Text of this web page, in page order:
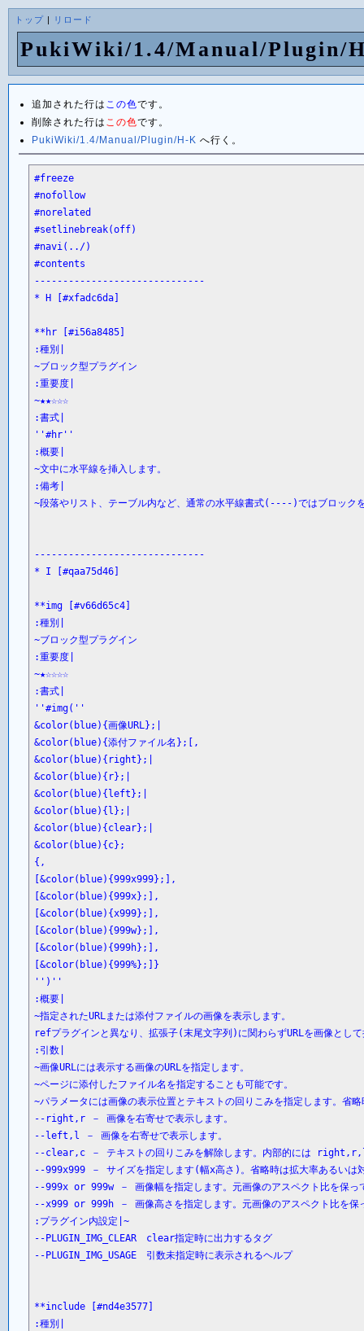
トップ| リロード
PukiWiki/1.4/Manual/Plugin/
追加された行は この色です。
削除された行は この色です。
PukiWiki/1.4/Manual/Plugin/H-K へ行く。
#freeze
#nofollow
#norelated
#setlinebreak(off)
#navi(../)
#contents
------------------------------
* H [#xfadc6da]
**hr [#i56a8485]
:種別|
~ブロック型プラグイン
:重要度|
~★★☆☆☆
:書式|
''#hr''
:概要|
~文中に水平線を挿入します。
:備考|
~段落やリスト、テーブル内など、通常の水平線書式(----)ではブロック
------------------------------
* I [#qaa75d46]
**img [#v66d65c4]
:種別|
~ブロック型プラグイン
:重要度|
~★☆☆☆☆
:書式|
''#img(''
&color(blue){画像URL};|
&color(blue){添付ファイル名};[,
&color(blue){right};|
&color(blue){r};|
&color(blue){left};|
&color(blue){l};|
&color(blue){clear};|
&color(blue){c};
{,
[&color(blue){999x999};],
[&color(blue){999x};],
[&color(blue){x999};],
[&color(blue){999w};],
[&color(blue){999h};],
[&color(blue){999%};]}
'')''
:概要|
~指定されたURLまたは添付ファイルの画像を表示します。
refプラグインと異なり、拡張子(末尾文字列)に関わらずURLを画像とし
:引数|
~画像URLには表示する画像のURLを指定します。
~ページに添付したファイル名を指定することも可能です。
~パラメータには画像の表示位置とテキストの回りこみを指定します。
--right,r － 画像を右寄せで表示します。
--left,l － 画像を右寄せで表示します。
--clear,c － テキストの回りこみを解除します。内部的には
--999x999 － サイズを指定します(幅x高さ)。省略時は拡大率あるいは
--999x or 999w － 画像幅を指定します。元画像のアスペクト比を保っ
--x999 or 999h － 画像高さを指定します。元画像のアスペクト比を保
:プラグイン内設定|~
--PLUGIN_IMG_CLEAR　clear指定時に出力するタグ
--PLUGIN_IMG_USAGE　引数未指定時に表示されるヘルプ
**include [#nd4e3577]
:種別|